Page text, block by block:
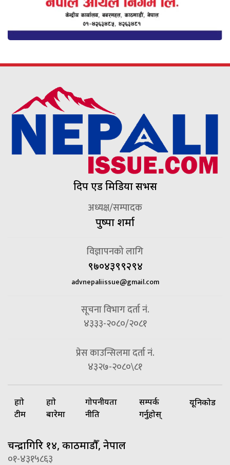
दिप एड मिडिया सर्भिस
अध्यक्ष/सम्पादक
पुष्पा शर्मा
विज्ञापनको लागि
९७०४३९९२९४
advnepaliissue@gmail.com
सूचना विभाग दर्ता नं.
४३३३-२०८०/२०८१
प्रेस काउन्सिलमा दर्ता नं.
४३२७-२०८०\८१
हाम्रो
टीम
हाम्रो
बारेमा
गोपनीयता
नीति
सम्पर्क
गर्नुहोस्
यूनिकोड
चन्द्रागिरि १४, काठमाडौँ, नेपाल
०१-४३१५८६३